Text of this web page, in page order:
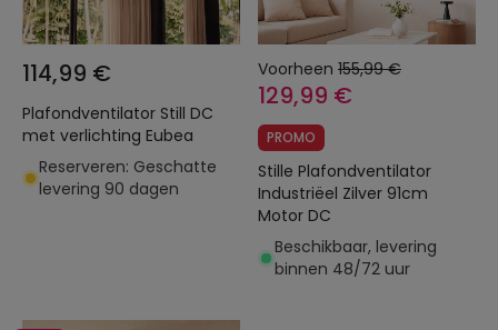
114,99 €
Plafondventilator Still DC
met verlichting Eubea
Reserveren: Geschatte
levering 90 dagen
Voorheen 155,99 €
129,99 €
PROMO
Stille Plafondventilator
Industriëel Zilver 91cm
Motor DC
Beschikbaar, levering
binnen 48/72 uur